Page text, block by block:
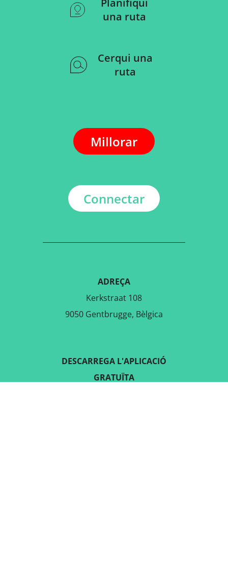
una ruta
Cerqui una
ruta
Millorar
Connectar
ADREÇA
Kerkstraat 108
9050 Gentbrugge, Bèlgica
DESCARREGA L'APLICACIÓ
GRATUÏTA